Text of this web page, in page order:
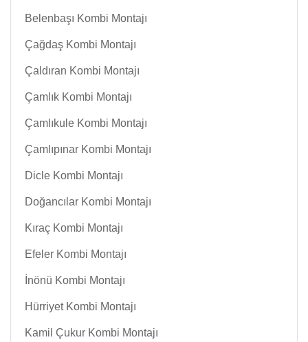
Belenbaşı Kombi Montajı
Çağdaş Kombi Montajı
Çaldıran Kombi Montajı
Çamlık Kombi Montajı
Çamlıkule Kombi Montajı
Çamlıpınar Kombi Montajı
Dicle Kombi Montajı
Doğancılar Kombi Montajı
Kıraç Kombi Montajı
Efeler Kombi Montajı
İnönü Kombi Montajı
Hürriyet Kombi Montajı
Kamil Çukur Kombi Montajı